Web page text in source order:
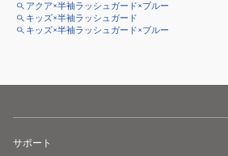
アクア×半袖ラッシュガード×ブルー
キッズ×半袖ラッシュガード
キッズ×半袖ラッシュガード×ブルー
サポート